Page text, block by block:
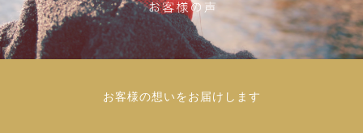
お客様の想いをお届けします